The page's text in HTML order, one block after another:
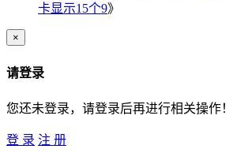
卡显示15个9》
×
请登录
您还未登录，请登录后再进行相关操作！
登 录 注 册